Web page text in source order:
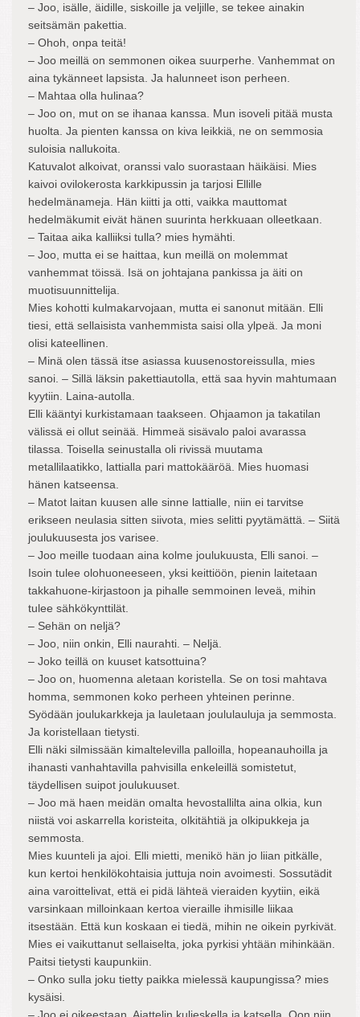
– Joo, isälle, äidille, siskoille ja veljille, se tekee ainakin
seitsämän pakettia.
– Ohoh, onpa teitä!
– Joo meillä on semmonen oikea suurperhe. Vanhemmat on
aina tykänneet lapsista. Ja halunneet ison perheen.
– Mahtaa olla hulinaa?
– Joo on, mut on se ihanaa kanssa. Mun isoveli pitää musta
huolta. Ja pienten kanssa on kiva leikkiä, ne on semmosia
suloisia nallukoita.
Katuvalot alkoivat, oranssi valo suorastaan häikäisi. Mies
kaivoi ovilokerosta karkkipussin ja tarjosi Ellille
hedelmänameja. Hän kiitti ja otti, vaikka mauttomat
hedelmäkumit eivät hänen suurinta herkkuaan olleetkaan.
– Taitaa aika kalliiksi tulla? mies hymähti.
– Joo, mutta ei se haittaa, kun meillä on molemmat
vanhemmat töissä. Isä on johtajana pankissa ja äiti on
muotisuunnittelija.
Mies kohotti kulmakarvojaan, mutta ei sanonut mitään. Elli
tiesi, että sellaisista vanhemmista saisi olla ylpeä. Ja moni
olisi kateellinen.
– Minä olen tässä itse asiassa kuusenostoreissulla, mies
sanoi. – Sillä läksin pakettiautolla, että saa hyvin mahtumaan
kyytiin. Laina-autolla.
Elli kääntyi kurkistamaan taakseen. Ohjaamon ja takatilan
välissä ei ollut seinää. Himmeä sisävalo paloi avarassa
tilassa. Toisella seinustalla oli rivissä muutama
metallilaatikko, lattialla pari mattokääröä. Mies huomasi
hänen katseensa.
– Matot laitan kuusen alle sinne lattialle, niin ei tarvitse
erikseen neulasia sitten siivota, mies selitti pyytämättä. – Siitä
joulukuusesta jos varisee.
– Joo meille tuodaan aina kolme joulukuusta, Elli sanoi. –
Isoin tulee olohuoneeseen, yksi keittiöön, pienin laitetaan
takkahuone-kirjastoon ja pihalle semmoinen leveä, mihin
tulee sähkökynttilät.
– Sehän on neljä?
– Joo, niin onkin, Elli naurahti. – Neljä.
– Joko teillä on kuuset katsottuina?
– Joo on, huomenna aletaan koristella. Se on tosi mahtava
homma, semmonen koko perheen yhteinen perinne.
Syödään joulukarkkeja ja lauletaan joululauluja ja semmosta.
Ja koristellaan tietysti.
Elli näki silmissään kimaltelevilla palloilla, hopeanauhoilla ja
ihanasti vanhahtavilla pahvisilla enkeleillä somistetut,
täydellisen suipot joulukuuset.
– Joo mä haen meidän omalta hevostallilta aina olkia, kun
niistä voi askarrella koristeita, olkitähtiä ja olkipukkeja ja
semmosta.
Mies kuunteli ja ajoi. Elli mietti, menikö hän jo liian pitkälle,
kun kertoi henkilökohtaisia juttuja noin avoimesti. Sossutädit
aina varoittelivat, että ei pidä lähteä vieraiden kyytiin, eikä
varsinkaan milloinkaan kertoa vieraille ihmisille liikaa
itsestään. Että kun koskaan ei tiedä, mihin ne oikein pyrkivät.
Mies ei vaikuttanut sellaiselta, joka pyrkisi yhtään mihinkään.
Paitsi tietysti kaupunkiin.
– Onko sulla joku tietty paikka mielessä kaupungissa? mies
kysäisi.